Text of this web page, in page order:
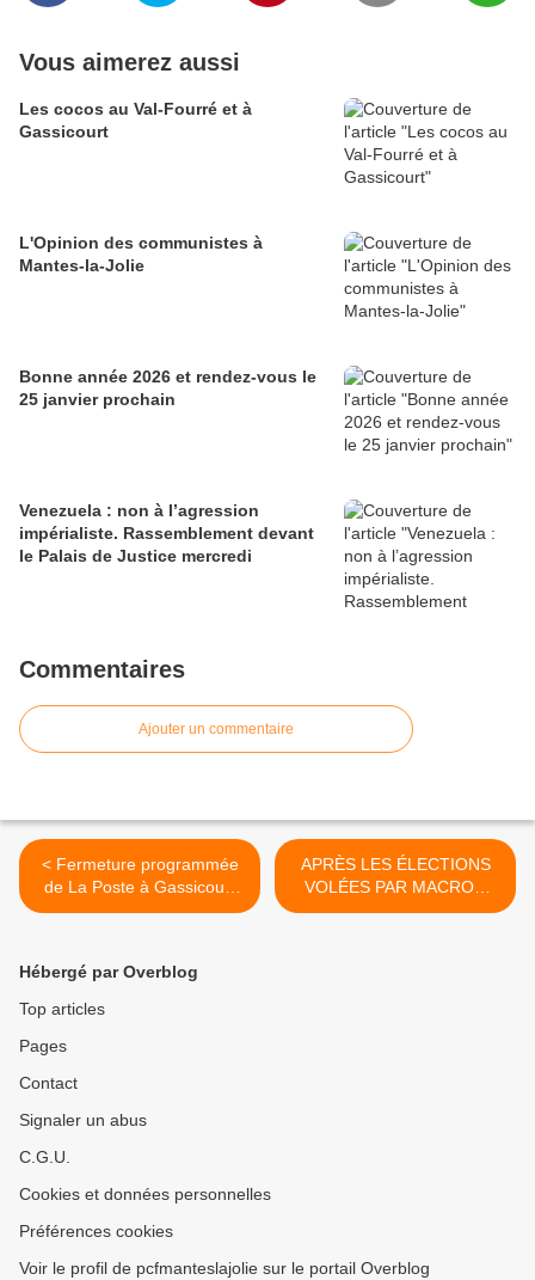
Vous aimerez aussi
Les cocos au Val-Fourré et à
Gassicourt
L'Opinion des communistes à
Mantes-la-Jolie
Bonne année 2026 et rendez-vous le
25 janvier prochain
Venezuela : non à l’agression
impérialiste. Rassemblement devant
le Palais de Justice mercredi
Commentaires
Ajouter un commentaire
< Fermeture programmée
de La Poste à Gassicourt
NE LES LAISSONS PAS
APRÈS LES ÉLECTIONS
VOLÉES PAR MACRON
Pour les communistes, c’est
Hébergé par Overblog
Top articles
Pages
Contact
Signaler un abus
C.G.U.
Cookies et données personnelles
Préférences cookies
Voir le profil de pcfmanteslajolie sur le portail Overblog